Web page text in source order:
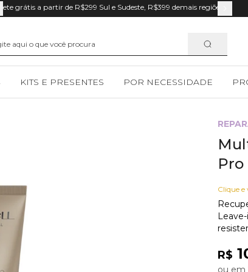
Frete grátis a partir de R$299 Sul e Sudeste, R$399 demais regiões.
KITS E PRESENTES POR NECESSIDADE
Clique e
R$
ou em